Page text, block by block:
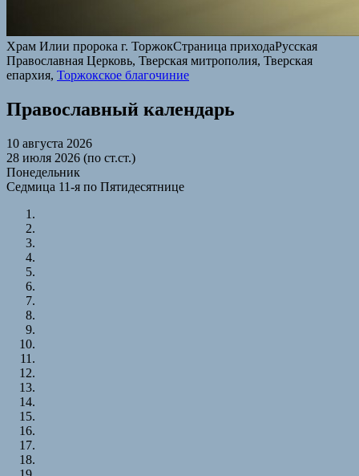
Храм Илии пророка г. ТоржокСтраница приходаРусская
Православная Церковь, Тверская митрополия, Тверская
епархия, Торжокское благочиние
Православный календарь
10 августа 2026
28 июля 2026 (по ст.ст.)
Понедельник
Седмица 11-я по Пятидесятнице